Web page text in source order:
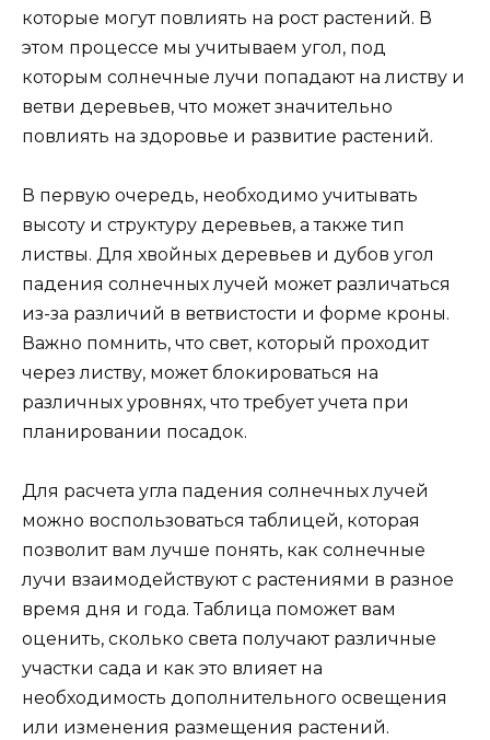
которые могут повлиять на рост растений. В
этом процессе мы учитываем угол, под
которым солнечные лучи попадают на листву и
ветви деревьев, что может значительно
повлиять на здоровье и развитие растений.
В первую очередь, необходимо учитывать
высоту и структуру деревьев, а также тип
листвы. Для хвойных деревьев и дубов угол
падения солнечных лучей может различаться
из-за различий в ветвистости и форме кроны.
Важно помнить, что свет, который проходит
через листву, может блокироваться на
различных уровнях, что требует учета при
планировании посадок.
Для расчета угла падения солнечных лучей
можно воспользоваться таблицей, которая
позволит вам лучше понять, как солнечные
лучи взаимодействуют с растениями в разное
время дня и года. Таблица поможет вам
оценить, сколько света получают различные
участки сада и как это влияет на
необходимость дополнительного освещения
или изменения размещения растений.